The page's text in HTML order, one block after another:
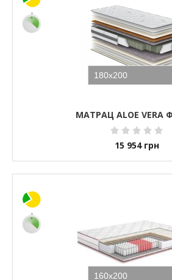
МАТРАЦ ALOE VERA
15 954 грн